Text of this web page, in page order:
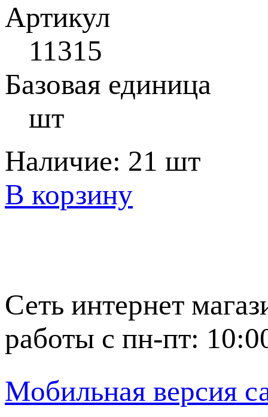
Артикул
11315
Базовая единица
шт
Наличие: 21 шт
В корзину
Сеть интернет
работы с пн-пт:
Мобильная версия